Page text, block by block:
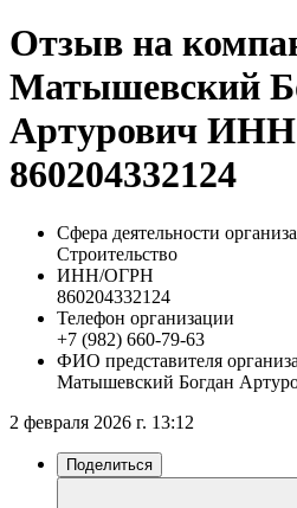
Отзыв на
Матышевский
Артурович
860204332124
Сфера деятельности
Строительство
ИНН/ОГРН
860204332124
Телефон организации
+7 (982) 660-79-63
ФИО представителя
Матышевский Богдан
2 февраля 2026 г. 13:12
Поделиться